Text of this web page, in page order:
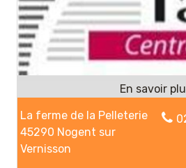
La ferme de la Pelleterie
45290 Nogent sur
Vernisson